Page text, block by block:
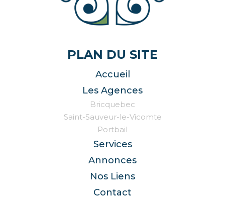
PLAN DU SITE
Accueil
Les Agences
Bricquebec
Saint-Sauveur-le-Vicomte
Portbail
Services
Annonces
Nos Liens
Contact